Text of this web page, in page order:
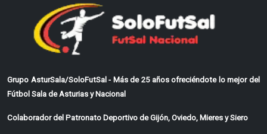
Grupo AsturSala/SoloFutSal - Más de 25 años ofreciéndote lo mejor del
Fútbol Sala de Asturias y Nacional
Colaborador del Patronato Deportivo de Gijón, Oviedo, Mieres y Siero